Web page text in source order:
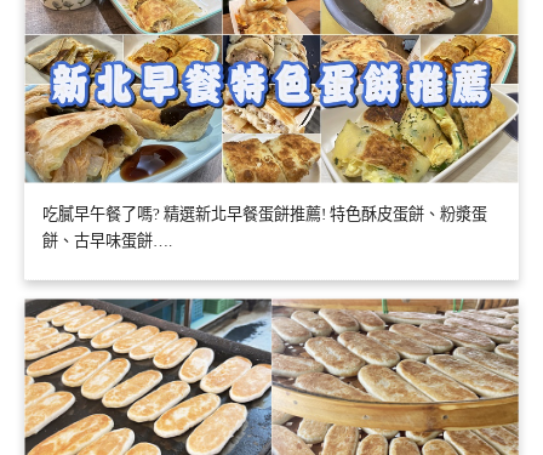
吃膩早午餐了嗎? 精選新北早餐蛋餅推薦! 特色酥皮蛋餅、粉漿蛋
餅、古早味蛋餅….